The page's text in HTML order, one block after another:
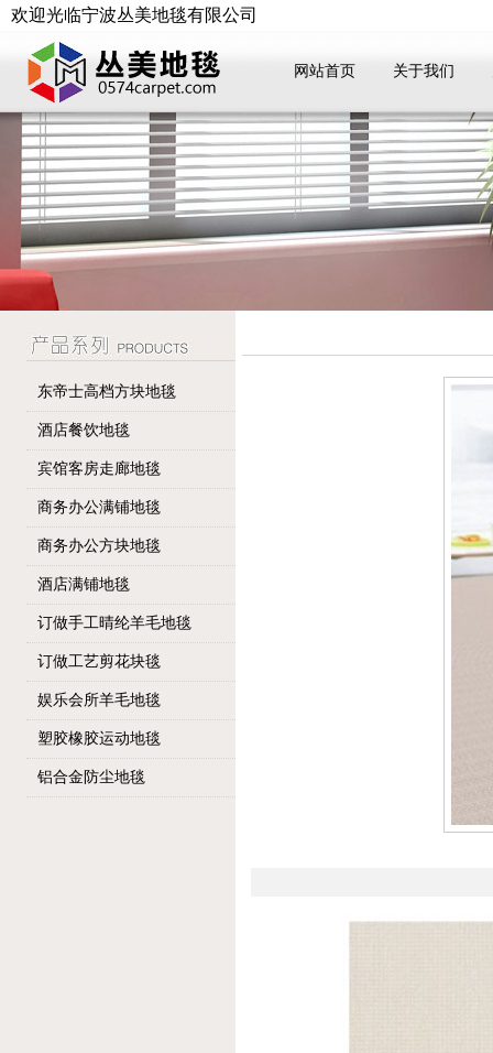
欢迎光临宁波丛美地毯有限公司
网站首页 关于我们
东帝士高档方块地毯
酒店餐饮地毯
宾馆客房走廊地毯
商务办公满铺地毯
商务办公方块地毯
酒店满铺地毯
订做手工晴纶羊毛地毯
订做工艺剪花块毯
娱乐会所羊毛地毯
塑胶橡胶运动地毯
铝合金防尘地毯